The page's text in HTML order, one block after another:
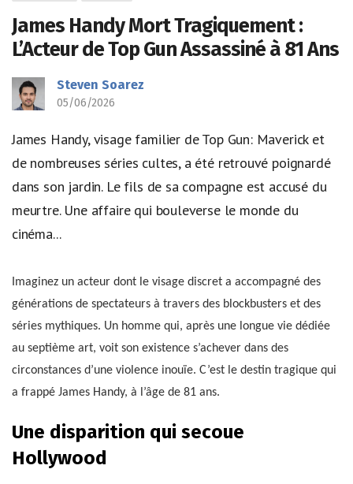
James Handy Mort Tragiquement :
L’Acteur de Top Gun Assassiné à 81 Ans
Steven Soarez
05/06/2026
James Handy, visage familier de Top Gun: Maverick et
de nombreuses séries cultes, a été retrouvé poignardé
dans son jardin. Le fils de sa compagne est accusé du
meurtre. Une affaire qui bouleverse le monde du
cinéma...
Imaginez un acteur dont le visage discret a accompagné des
générations de spectateurs à travers des blockbusters et des
séries mythiques. Un homme qui, après une longue vie dédiée
au septième art, voit son existence s’achever dans des
circonstances d’une violence inouïe. C’est le destin tragique qui
a frappé James Handy, à l’âge de 81 ans.
Une disparition qui secoue
Hollywood